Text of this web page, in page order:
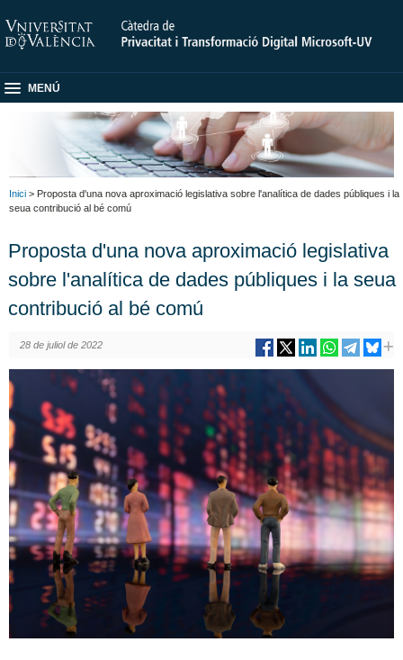
MENÚ
Inici > Proposta d'una nova aproximació legislativa sobre l'analítica de dades públiques i la
seua contribució al bé comú
Proposta d'una nova aproximació legislativa
sobre l'analítica de dades públiques i la seua
contribució al bé comú
28 de juliol de 2022